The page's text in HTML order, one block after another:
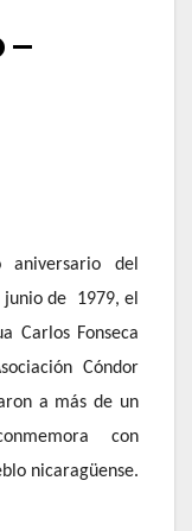
–
aniversario del
junio de
1979, el
Carlos Fonseca
Cóndor
a más de un
con
nicaragüense.